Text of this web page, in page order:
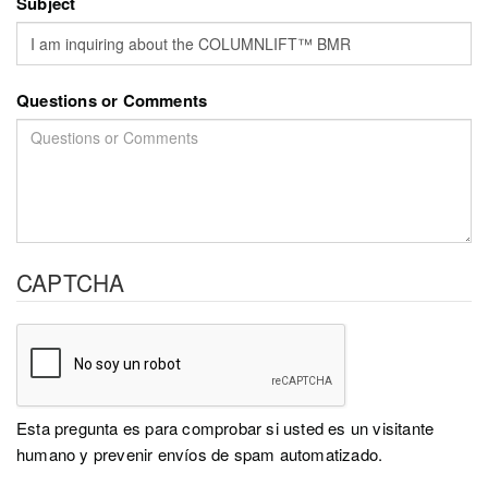
Questions or Comments
CAPTCHA
Esta pregunta es para comprobar si usted es un visitante
humano y prevenir envíos de spam automatizado.